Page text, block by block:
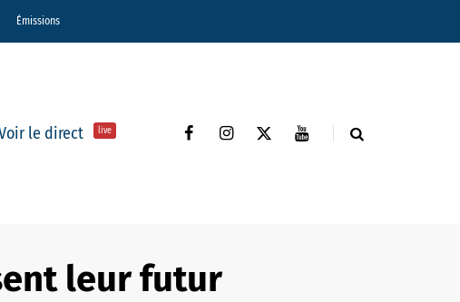
Émissions
le direct live
leur futur